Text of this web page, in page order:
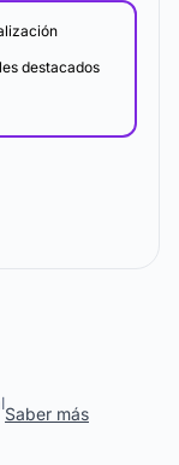
destacados
Saber más